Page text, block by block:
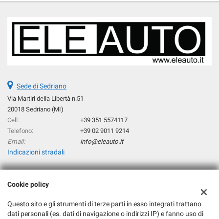
Sede di Sedriano
Via Martiri della Libertà n.51
20018 Sedriano (MI)
Cell:
+39 351 5574117
Telefono:
+39 02 9011 9214
Email:
info@eleauto.it
Indicazioni stradali
Dati fiscali:
Via Martiri della Libertà n°51, 20018 Sedriano (MI)
Cookie policy
Questo sito e gli strumenti di terze parti in esso integrati trattano
dati personali (es. dati di navigazione o indirizzi IP) e fanno uso di